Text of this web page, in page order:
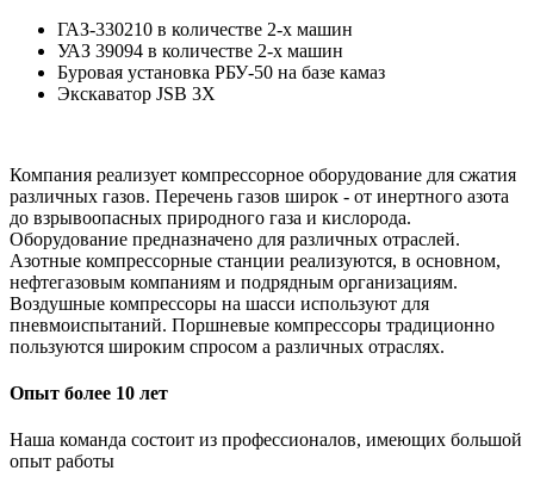
ГАЗ-330210 в количестве 2-х машин
УАЗ 39094 в количестве 2-х машин
Буровая установка РБУ-50 на базе камаз
Экскаватор JSB 3X
Компания реализует компрессорное оборудование для сжатия
различных газов. Перечень газов широк - от инертного азота
до взрывоопасных природного газа и кислорода.
Оборудование предназначено для различных отраслей.
Азотные компрессорные станции реализуются, в основном,
нефтегазовым компаниям и подрядным организациям.
Воздушные компрессоры на шасси используют для
пневмоиспытаний. Поршневые компрессоры традиционно
пользуются широким спросом а различных отраслях.
Опыт более 10 лет
Наша команда состоит из профессионалов, имеющих большой
опыт работы